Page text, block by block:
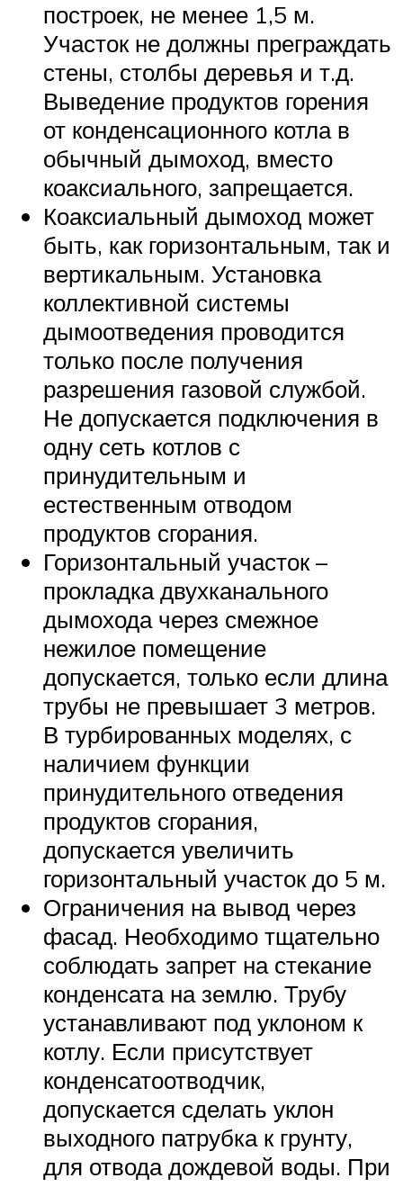
построек, не менее 1,5 м.
Участок не должны преграждать
стены, столбы деревья и т.д.
Выведение продуктов горения
от конденсационного котла в
обычный дымоход, вместо
коаксиального, запрещается.
Коаксиальный дымоход может
быть, как горизонтальным, так и
вертикальным. Установка
коллективной системы
дымоотведения проводится
только после получения
разрешения газовой службой.
Не допускается подключения в
одну сеть котлов с
принудительным и
естественным отводом
продуктов сгорания.
Горизонтальный участок –
прокладка двухканального
дымохода через смежное
нежилое помещение
допускается, только если длина
трубы не превышает 3 метров.
В турбированных моделях, с
наличием функции
принудительного отведения
продуктов сгорания,
допускается увеличить
горизонтальный участок до 5 м.
Ограничения на вывод через
фасад. Необходимо тщательно
соблюдать запрет на стекание
конденсата на землю. Трубу
устанавливают под уклоном к
котлу. Если присутствует
конденсатоотводчик,
допускается сделать уклон
выходного патрубка к грунту,
для отвода дождевой воды. При